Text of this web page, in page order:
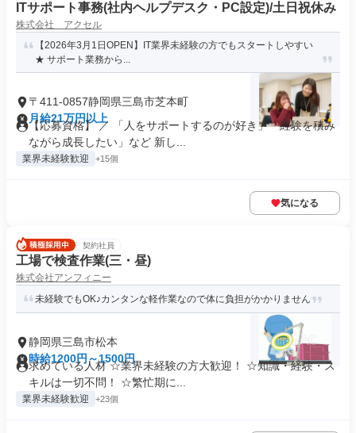
ITサポート事務(社内ヘルプデスク・PC設定)/土日祝休み
株式会社 アクセル
【2026年3月1日OPEN】IT業界未経験の方でもスタートしやすい
★ サポート業務から...
〒411-0857静岡県三島市芝本町
月給21万円以上
【応募資格】 ／ 「人をサポートするのが好き」「経験を積み
ながら成長したい」など 新し...
業界未経験歓迎 +15個
気になる
契約社員
工場で検査作業(三・昼)
株式会社アンフィニー
未経験でもOK♪カンタンな軽作業なので体に負担がかかりません
静岡県三島市松本
時給1200円～1500円
求めている人材 ☆業界未経験の方大歓迎！ ☆知識・経験・ス
キルは一切不問！ ☆繁忙期に...
業界未経験歓迎 +23個